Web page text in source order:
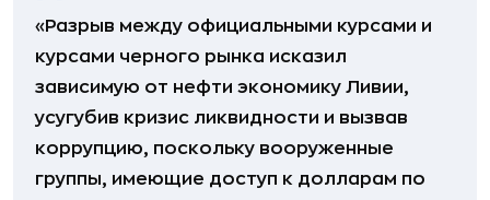
«Разрыв между официальными курсами и
курсами черного рынка исказил
зависимую от нефти экономику Ливии,
усугубив кризис ликвидности и вызвав
коррупцию, поскольку вооруженные
группы, имеющие доступ к долларам по